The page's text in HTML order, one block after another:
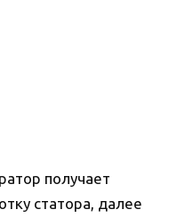
получает
статора, далее